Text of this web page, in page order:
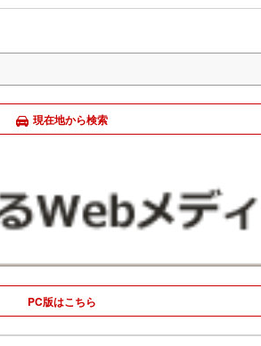
現在地から検索
PC版はこちら